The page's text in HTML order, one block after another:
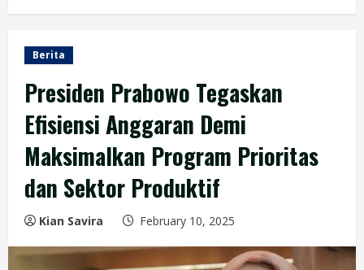
Berita
Presiden Prabowo Tegaskan
Efisiensi Anggaran Demi
Maksimalkan Program Prioritas
dan Sektor Produktif
Kian Savira February 10, 2025